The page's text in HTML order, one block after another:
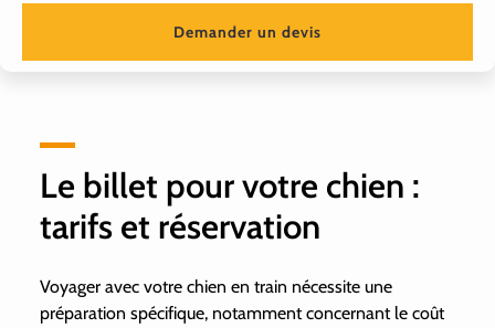
Demander un devis
Le billet pour votre chien :
tarifs et réservation
Voyager avec votre chien en train nécessite une
préparation spécifique, notamment concernant le coût